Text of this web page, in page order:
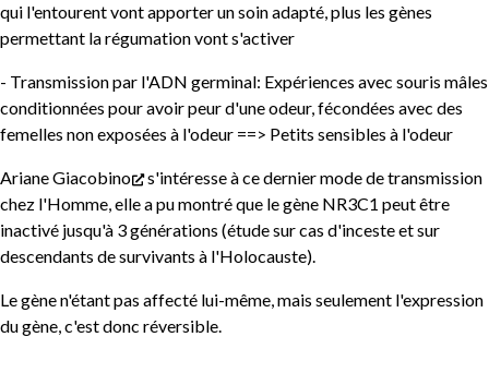
qui l'entourent vont apporter un soin adapté, plus les gènes
permettant la régumation vont s'activer
- Transmission par l'ADN germinal: Expériences avec souris mâles
conditionnées pour avoir peur d'une odeur, fécondées avec des
femelles non exposées à l'odeur ==> Petits sensibles à l'odeur
Ariane Giacobino
s'intéresse à ce dernier mode de transmission
chez l'Homme, elle a pu montré que le gène NR3C1 peut être
inactivé jusqu'à 3 générations (étude sur cas d'inceste et sur
descendants de survivants à l'Holocauste).
Le gène n'étant pas affecté lui-même, mais seulement l'expression
du gène, c'est donc réversible.